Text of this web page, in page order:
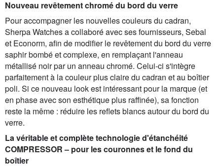
Nouveau revêtement chromé du bord du verre
Pour accompagner les nouvelles couleurs du cadran,
Sherpa Watches a collaboré avec ses fournisseurs, Sebal
et Econorm, afin de modifier le revêtement du bord du verre
saphir bombé et complexe, en remplaçant l'anneau
métallisé noir par un anneau chromé. Celui-ci s'intègre
parfaitement à la couleur plus claire du cadran et au boîtier
poli. Si ce nouveau look est intéressant pour la marque (et
en phase avec son esthétique plus raffinée), sa fonction
reste la même : réduire les reflets blancs autour du bord du
verre.
La véritable et complète technologie d'étanchéité
COMPRESSOR – pour les couronnes et le fond du
boîtier